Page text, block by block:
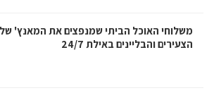
משלוחי האוכל הביתי שמנפצים את המאנץ' של
הצעירים והבליינים באילת 24/7